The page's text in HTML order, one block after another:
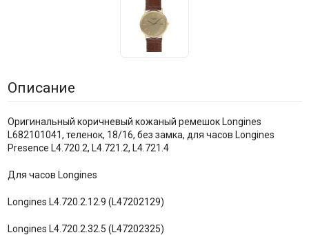
Описание
Оригинальный коричневый кожаный ремешок Longines
L682101041, теленок, 18/16, без замка, для часов Longines
Presence L4.720.2, L4.721.2, L4.721.4
Для часов Longines
Longines L4.720.2.12.9 (L47202129)
Longines L4.720.2.32.5 (L47202325)